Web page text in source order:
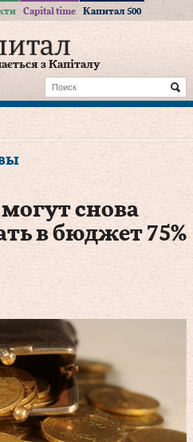
Capital time Капитал 500
з Капіталу
снова
в бюджет 75%